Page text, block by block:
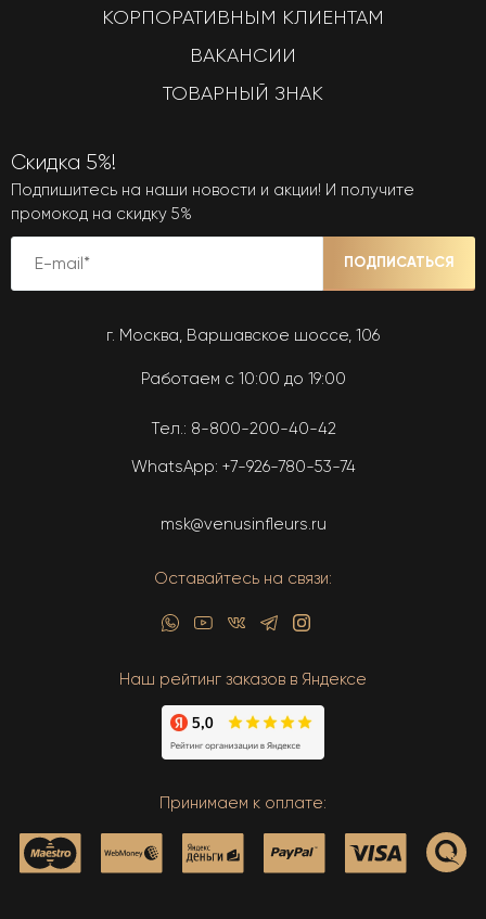
КОРПОРАТИВНЫМ КЛИЕНТАМ
ВАКАНСИИ
ТОВАРНЫЙ ЗНАК
Скидка 5%!
Подпишитесь на наши новости и акции! И получите
промокод на скидку 5%
ПОДПИСАТЬСЯ
г. Москва, Варшавское шоссе, 106
Работаем с 10:00 до 19:00
Тел.: 8-800-200-40-42
WhatsApp: +7-926-780-53-74
msk@venusinfleurs.ru
Оставайтесь на связи:
Наш рейтинг заказов в Яндексе
Принимаем к оплате: